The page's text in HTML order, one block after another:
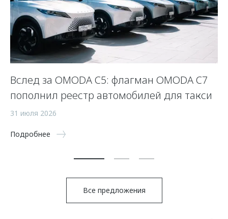
Вслед за OMODA C5: флагман OMODA C7
пополнил реестр автомобилей для такси
31 июля 2026
Подробнее
Все предложения